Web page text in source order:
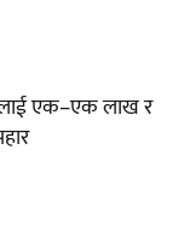
एक–एक लाख र